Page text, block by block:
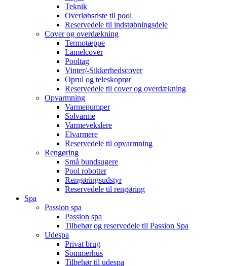
Teknik
Overløbsriste til pool
Reservedele til indstøbningsdele
Cover og overdækning
Termotæppe
Lamelcover
Pooltag
Vinter/-Sikkerhedscover
Oprul og teleskoprør
Reservedele til cover og overdækning
Opvarmning
Varmepumper
Solvarme
Varmevekslere
Elvarmere
Reservedele til opvarmning
Rengøring
Små bundsugere
Pool robotter
Rengøringsudstyr
Reservedele til rengøring
Spa
Passion spa
Passion spa
Tilbehør og reservedele til Passion Spa
Udespa
Privat brug
Sommerhus
Tilbehør til udespa